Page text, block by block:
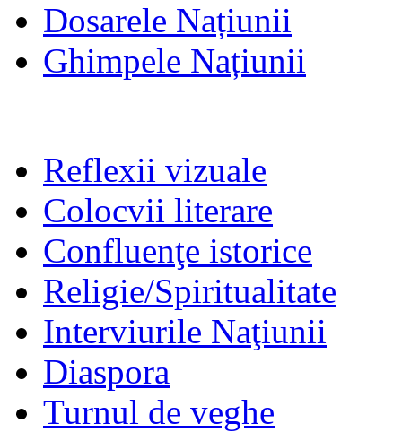
Dosarele Națiunii
Ghimpele Națiunii
Reflexii vizuale
Colocvii literare
Confluenţe istorice
Religie/Spiritualitate
Interviurile Naţiunii
Diaspora
Turnul de veghe